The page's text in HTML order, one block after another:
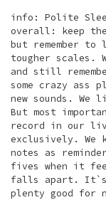
info: Polite
overall: keep
but remember
tougher scales.
and still
some crazy ass
new sounds. We
But most
record in our
exclusively. We
notes as
fives when it
falls apart. It`s
plenty good for